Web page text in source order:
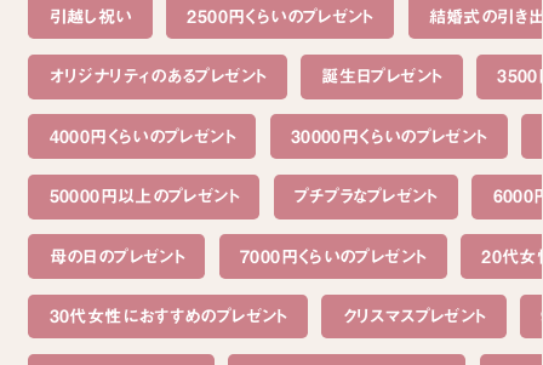
引越し祝い 2500円くらいのプレゼント 結婚式の引き
オリジナリティのあるプレゼント 誕生日プレゼント 3500
4000円くらいのプレゼント 30000円くらいのプレゼント
50000円以上のプレゼント プチプラなプレゼント 6000
母の日のプレゼント 7000円くらいのプレゼント 20代女
30代女性におすすめのプレゼント クリスマスプレゼント